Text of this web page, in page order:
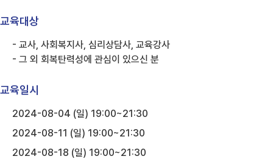
교육대상
- 교사, 사회복지사, 심리상담사, 교육강사
- 그 외 회복탄력성에 관심이 있으신 분
교육일시
2024-08-04 (일) 19:00~21:30
2024-08-11 (일) 19:00~21:30
2024-08-18 (일) 19:00~21:30